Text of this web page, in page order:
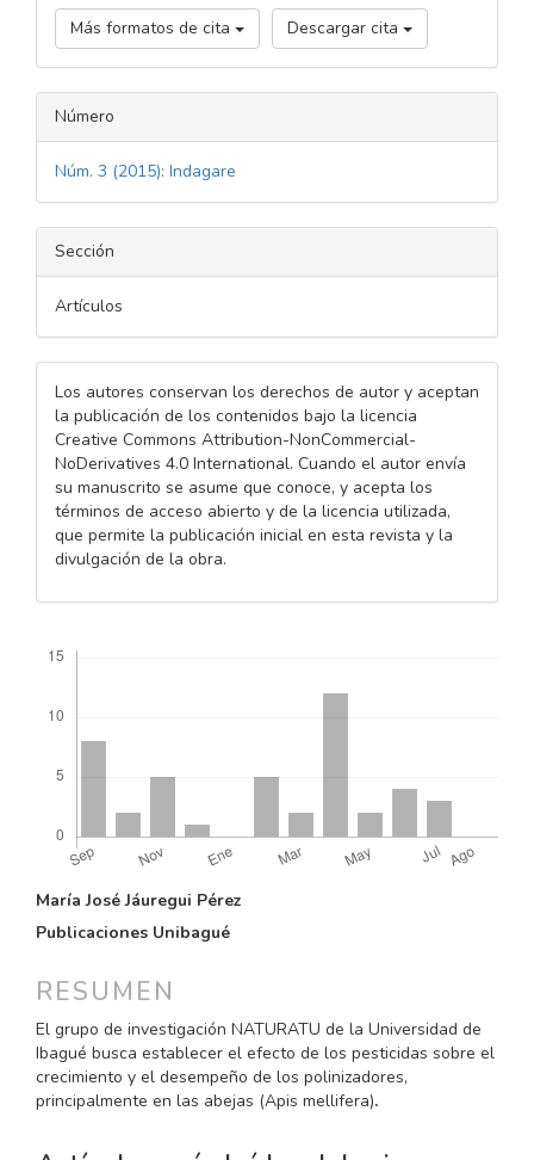
Más formatos de cita Descargar cita
Número
Núm. 3 (2015): Indagare
Sección
Artículos
Los autores conservan los derechos de autor y aceptan
la publicación de los contenidos bajo la licencia
Creative Commons Attribution-NonCommercial-
NoDerivatives 4.0 International. Cuando el autor envía
su manuscrito se asume que conoce, y acepta los
términos de acceso abierto y de la licencia utilizada,
que permite la publicación inicial en esta revista y la
divulgación de la obra.
CONTENIDO
PRINCIPAL
ARTÍCULO
María José Jáuregui Pérez
Publicaciones Unibagué
RESUMEN
El grupo de investigación NATURATU de la Universidad de
Ibagué busca establecer el efecto de los pesticidas sobre el
crecimiento y el desempeño de los polinizadores,
principalmente en las abejas (Apis mellifera).